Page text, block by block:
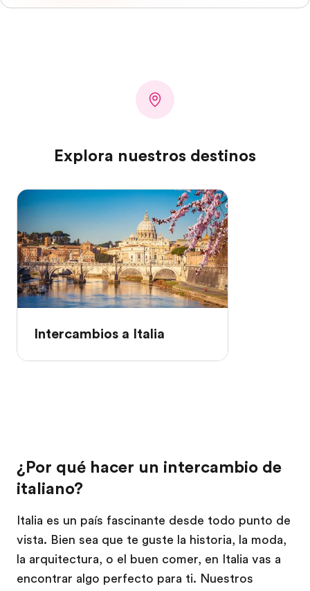
Explora nuestros destinos
Intercambios a Italia
¿Por qué hacer un intercambio de
italiano?
Italia es un país fascinante desde todo punto de
vista. Bien sea que te guste la historia, la moda,
la arquitectura, o el buen comer, en Italia vas a
encontrar algo perfecto para ti. Nuestros